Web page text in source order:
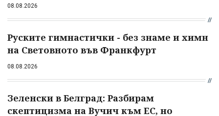
08.08.2026
Руските гимнастички - без знаме и химн
на Световното във Франкфурт
08.08.2026
Зеленски в Белград: Разбирам
скептицизма на Вучич към ЕС, но